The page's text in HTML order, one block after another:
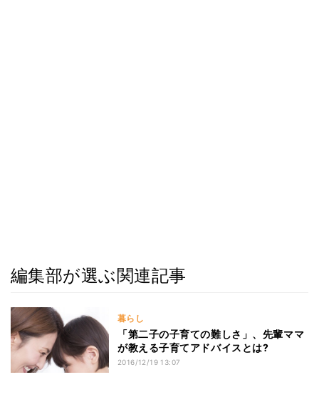
編集部が選ぶ関連記事
暮らし
「第二子の子育ての難しさ」、先輩ママ
が教える子育てアドバイスとは?
2016/12/19 13:07